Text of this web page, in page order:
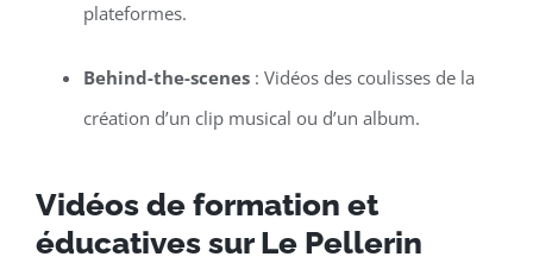
plateformes.
Behind-the-scenes: Vidéos des coulisses de la
création d’un clip musical ou d’un album.
Vidéos de formation et
éducatives sur Le Pellerin